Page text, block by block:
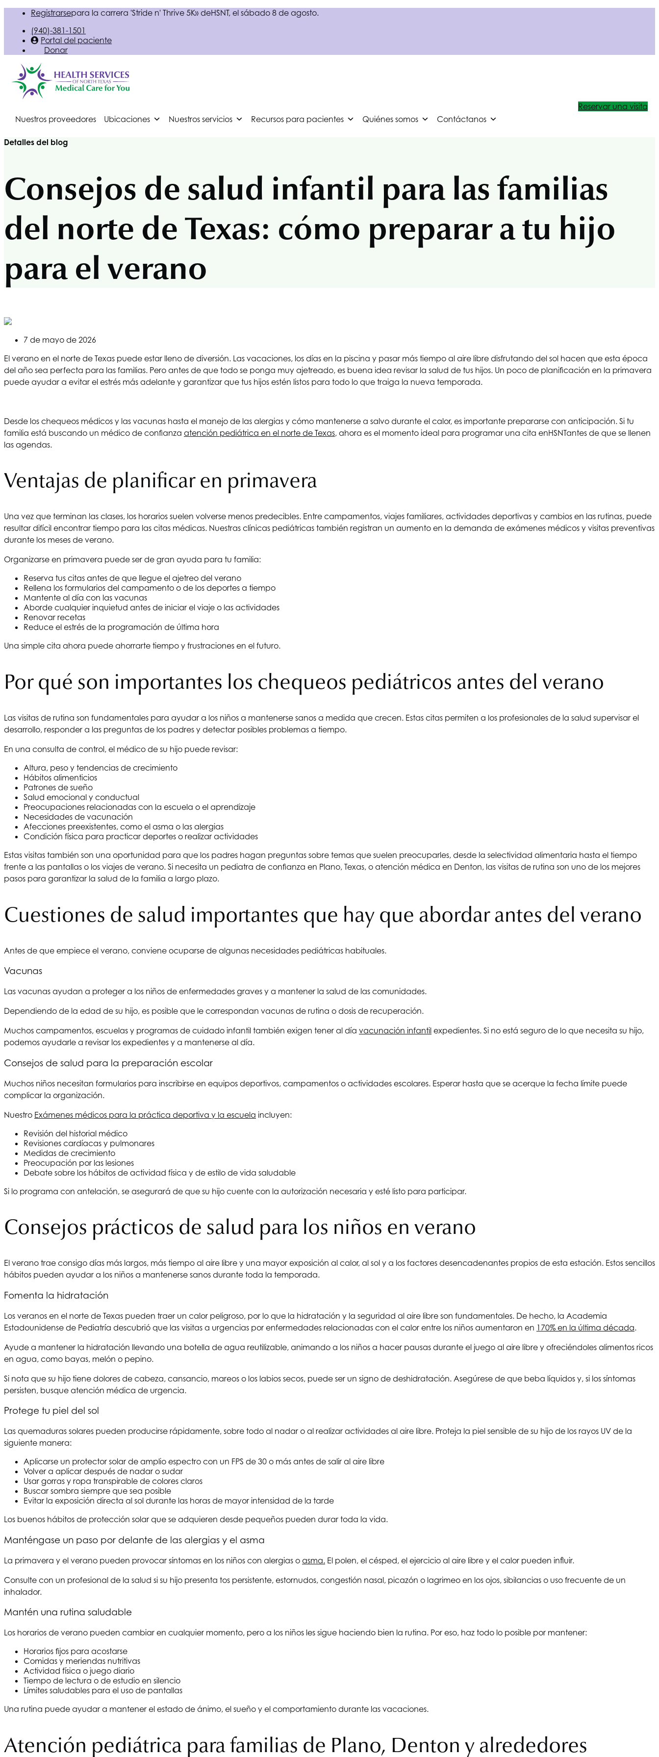
Registrarsepara la carrera 'Stride n' Thrive 5K» deHSNT, el sábado 8 de agosto.
(940)-381-1501
Portal del paciente
Donar
Nuestros proveedores Ubicaciones Nuestros servicios Recursos para pacientes Quiénes somos Contáctanos
Reservar una visita
Detalles del blog
Consejos de salud infantil para las familias
del norte de Texas: cómo preparar a tu hijo
para el verano
7 de mayo de 2026
El verano en el norte de Texas puede estar lleno de diversión. Las vacaciones, los días en la piscina y pasar más tiempo al aire libre disfrutando del sol hacen que esta época
del año sea perfecta para las familias. Pero antes de que todo se ponga muy ajetreado, es buena idea revisar la salud de tus hijos. Un poco de planificación en la primavera
puede ayudar a evitar el estrés más adelante y garantizar que tus hijos estén listos para todo lo que traiga la nueva temporada.
Desde los chequeos médicos y las vacunas hasta el manejo de las alergias y cómo mantenerse a salvo durante el calor, es importante prepararse con anticipación. Si tu
familia está buscando un médico de confianza atención pediátrica en el norte de Texas, ahora es el momento ideal para programar una cita enHSNTantes de que se llenen
las agendas.
Ventajas de planificar en primavera
Una vez que terminan las clases, los horarios suelen volverse menos predecibles. Entre campamentos, viajes familiares, actividades deportivas y cambios en las rutinas, puede
resultar difícil encontrar tiempo para las citas médicas. Nuestras clínicas pediátricas también registran un aumento en la demanda de exámenes médicos y visitas preventivas
durante los meses de verano.
Organizarse en primavera puede ser de gran ayuda para tu familia:
Reserva tus citas antes de que llegue el ajetreo del verano
Rellena los formularios del campamento o de los deportes a tiempo
Mantente al día con las vacunas
Aborde cualquier inquietud antes de iniciar el viaje o las actividades
Renovar recetas
Reduce el estrés de la programación de última hora
Una simple cita ahora puede ahorrarte tiempo y frustraciones en el futuro.
Por qué son importantes los chequeos pediátricos antes del verano
Las visitas de rutina son fundamentales para ayudar a los niños a mantenerse sanos a medida que crecen. Estas citas permiten a los profesionales de la salud supervisar el
desarrollo, responder a las preguntas de los padres y detectar posibles problemas a tiempo.
En una consulta de control, el médico de su hijo puede revisar:
Altura, peso y tendencias de crecimiento
Hábitos alimenticios
Patrones de sueño
Salud emocional y conductual
Preocupaciones relacionadas con la escuela o el aprendizaje
Necesidades de vacunación
Afecciones preexistentes, como el asma o las alergias
Condición física para practicar deportes o realizar actividades
Estas visitas también son una oportunidad para que los padres hagan preguntas sobre temas que suelen preocuparles, desde la selectividad alimentaria hasta el tiempo
frente a las pantallas o los viajes de verano. Si necesita un pediatra de confianza en Plano, Texas, o atención médica en Denton, las visitas de rutina son uno de los mejores
pasos para garantizar la salud de la familia a largo plazo.
Cuestiones de salud importantes que hay que abordar antes del verano
Antes de que empiece el verano, conviene ocuparse de algunas necesidades pediátricas habituales.
Vacunas
Las vacunas ayudan a proteger a los niños de enfermedades graves y a mantener la salud de las comunidades.
Dependiendo de la edad de su hijo, es posible que le correspondan vacunas de rutina o dosis de recuperación.
Muchos campamentos, escuelas y programas de cuidado infantil también exigen tener al día vacunación infantil expedientes. Si no está seguro de lo que necesita su hijo,
podemos ayudarle a revisar los expedientes y a mantenerse al día.
Consejos de salud para la preparación escolar
Muchos niños necesitan formularios para inscribirse en equipos deportivos, campamentos o actividades escolares. Esperar hasta que se acerque la fecha límite puede
complicar la organización.
Nuestro Exámenes médicos para la práctica deportiva y la escuela incluyen:
Revisión del historial médico
Revisiones cardíacas y pulmonares
Medidas de crecimiento
Preocupación por las lesiones
Debate sobre los hábitos de actividad física y de estilo de vida saludable
Si lo programa con antelación, se asegurará de que su hijo cuente con la autorización necesaria y esté listo para participar.
Consejos prácticos de salud para los niños en verano
El verano trae consigo días más largos, más tiempo al aire libre y una mayor exposición al calor, al sol y a los factores desencadenantes propios de esta estación. Estos sencillos
hábitos pueden ayudar a los niños a mantenerse sanos durante toda la temporada.
Fomenta la hidratación
Los veranos en el norte de Texas pueden traer un calor peligroso, por lo que la hidratación y la seguridad al aire libre son fundamentales. De hecho, la Academia
Estadounidense de Pediatría descubrió que las visitas a urgencias por enfermedades relacionadas con el calor entre los niños aumentaron en 170% en la última década.
Ayude a mantener la hidratación llevando una botella de agua reutilizable, animando a los niños a hacer pausas durante el juego al aire libre y ofreciéndoles alimentos ricos
en agua, como bayas, melón o pepino.
Si nota que su hijo tiene dolores de cabeza, cansancio, mareos o los labios secos, puede ser un signo de deshidratación. Asegúrese de que beba líquidos y, si los síntomas
persisten, busque atención médica de urgencia.
Protege tu piel del sol
Las quemaduras solares pueden producirse rápidamente, sobre todo al nadar o al realizar actividades al aire libre. Proteja la piel sensible de su hijo de los rayos UV de la
siguiente manera:
Aplicarse un protector solar de amplio espectro con un FPS de 30 o más antes de salir al aire libre
Volver a aplicar después de nadar o sudar
Usar gorras y ropa transpirable de colores claros
Buscar sombra siempre que sea posible
Evitar la exposición directa al sol durante las horas de mayor intensidad de la tarde
Los buenos hábitos de protección solar que se adquieren desde pequeños pueden durar toda la vida.
Manténgase un paso por delante de las alergias y el asma
La primavera y el verano pueden provocar síntomas en los niños con alergias o asma. El polen, el césped, el ejercicio al aire libre y el calor pueden influir.
Consulte con un profesional de la salud si su hijo presenta tos persistente, estornudos, congestión nasal, picazón o lagrimeo en los ojos, sibilancias o uso frecuente de un
inhalador.
Mantén una rutina saludable
Los horarios de verano pueden cambiar en cualquier momento, pero a los niños les sigue haciendo bien la rutina. Por eso, haz todo lo posible por mantener:
Horarios fijos para acostarse
Comidas y meriendas nutritivas
Actividad física o juego diario
Tiempo de lectura o de estudio en silencio
Límites saludables para el uso de pantallas
Una rutina puede ayudar a mantener el estado de ánimo, el sueño y el comportamiento durante las vacaciones.
Atención pediátrica para familias de Plano, Denton y alrededores